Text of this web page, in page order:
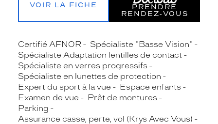
VOIR LA FICHE
PRENDRE
RENDEZ‑VOUS
Certifié AFNOR
Spécialiste "Basse Vision"
Spécialiste Adaptation lentilles de contact
Spécialiste en verres progressifs
Spécialiste en lunettes de protection
Expert du sport à la vue
Espace enfants
Examen de vue
Prêt de montures
Parking
Assurance casse, perte, vol (Krys Avec Vous)